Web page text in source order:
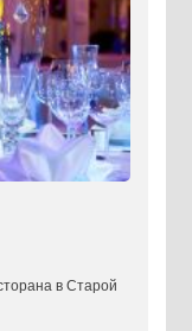
в Старой